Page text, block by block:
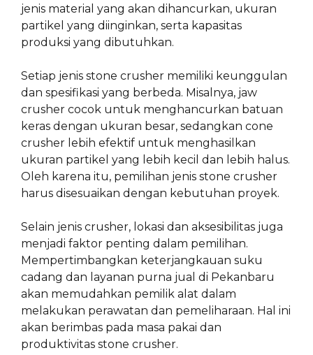
jenis material yang akan dihancurkan, ukuran
partikel yang diinginkan, serta kapasitas
produksi yang dibutuhkan.
Setiap jenis stone crusher memiliki keunggulan
dan spesifikasi yang berbeda. Misalnya, jaw
crusher cocok untuk menghancurkan batuan
keras dengan ukuran besar, sedangkan cone
crusher lebih efektif untuk menghasilkan
ukuran partikel yang lebih kecil dan lebih halus.
Oleh karena itu, pemilihan jenis stone crusher
harus disesuaikan dengan kebutuhan proyek.
Selain jenis crusher, lokasi dan aksesibilitas juga
menjadi faktor penting dalam pemilihan.
Mempertimbangkan keterjangkauan suku
cadang dan layanan purna jual di Pekanbaru
akan memudahkan pemilik alat dalam
melakukan perawatan dan pemeliharaan. Hal ini
akan berimbas pada masa pakai dan
produktivitas stone crusher.